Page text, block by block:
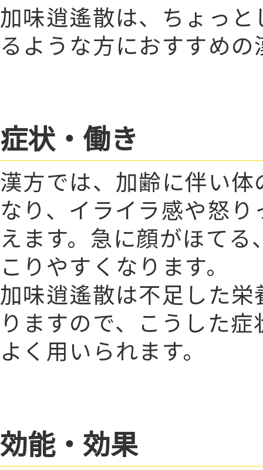
加味逍遙散は、ちょっ
るような方におすすめの
症状・働き
漢方では、加齢に伴い
なり、イライラ感や怒
えます。急に顔がほて
こりやすくなります。
加味逍遙散は不足した
りますので、こうした
よく用いられます。
効能・効果